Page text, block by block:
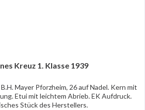
Kreuz 1. Klasse 1939
Mayer Pforzheim, 26 auf Nadel. Kern mit
Etui mit leichtem Abrieb. EK Aufdruck.
Stück des Herstellers.